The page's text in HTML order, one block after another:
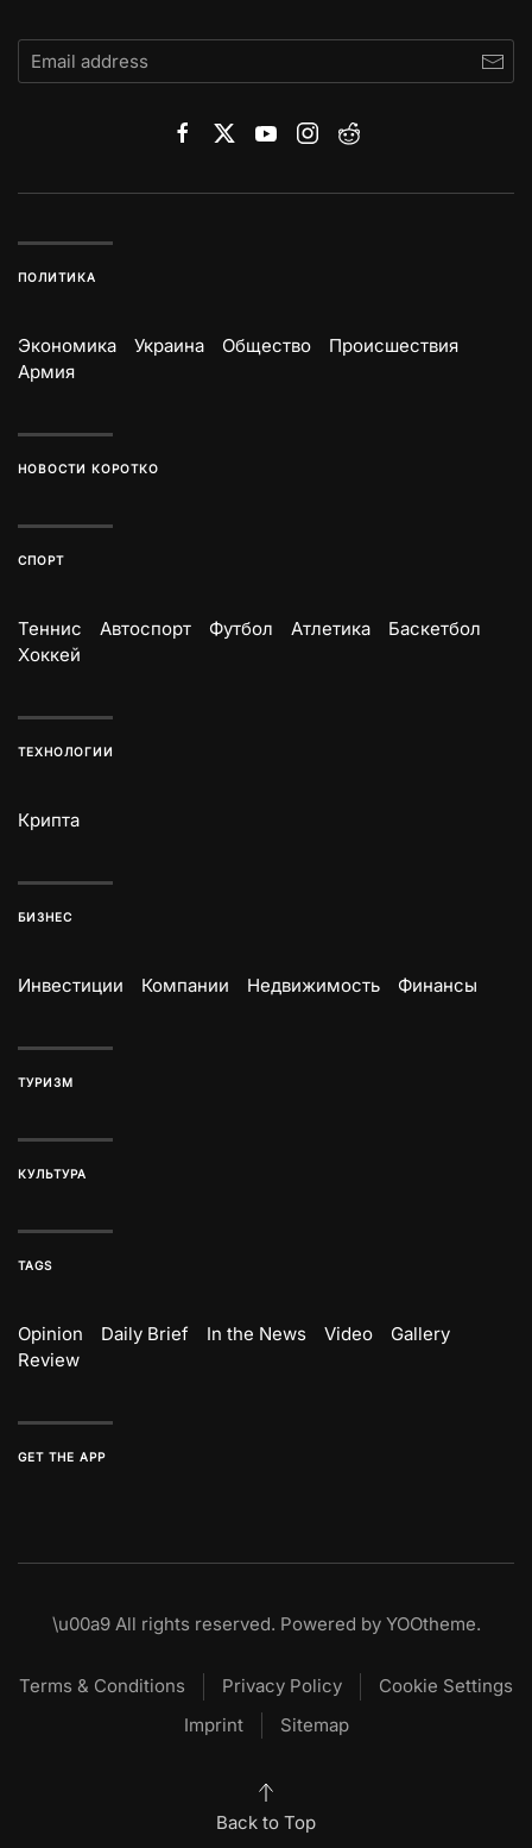
ПОЛИТИКА
Экономика Украина Общество
Происшествия
Армия
НОВОСТИ КОРОТКО
СПОРТ
Теннис Автоспорт Футбол Атлетика
Баскетбол
Хоккей
ТЕХНОЛОГИИ
Крипта
БИЗНЕС
Инвестиции Компании Недвижимость Финансы
ТУРИЗМ
КУЛЬТУРА
TAGS
Opinion Daily Brief In the News Video
Gallery
Review
GET THE APP
\u00a9 All rights reserved. Powered by YOOtheme.
Terms & Conditions Privacy Policy
Cookie Settings
Imprint
Sitemap
Back to Top